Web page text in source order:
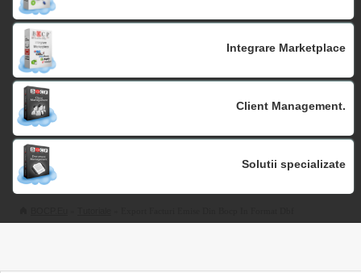
Integrare Marketplace
Client Management.
Solutii specializate